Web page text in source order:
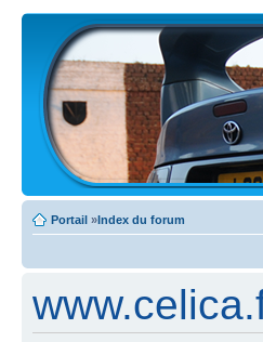
Portail »Index du forum